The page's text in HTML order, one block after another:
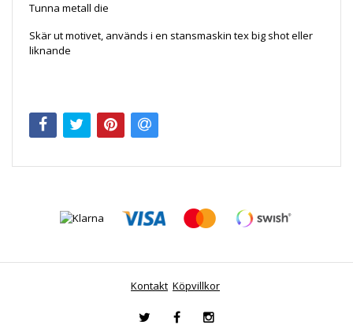
Tunna metall die
Skär ut motivet, används i en stansmaskin tex big shot eller
liknande
Kontakt Köpvillkor